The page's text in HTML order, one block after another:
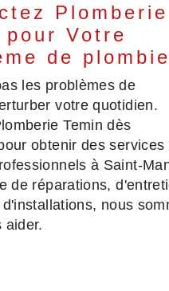
Plomberie
pour Votre
de
les problèmes de
votre quotidien.
Temin dès
obtenir des services
à Saint-
de réparations,
nous
aider.